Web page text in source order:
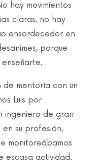
hay movimientos
claras, no hay
ensordecedor en
porque
de mentoría con un
Luis por
ingeniero de gran
su profesión,
monitoreábamos
escasa actividad.